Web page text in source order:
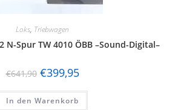
Loks, Triebwagen
N-Spur TW 4010 ÖBB –Sound-Digital–
€641,90 €399,95
In den Warenkorb